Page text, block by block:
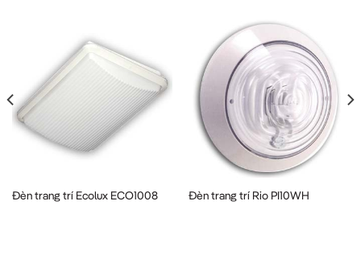
Đèn trang trí Ecolux ECO1008 Đèn trang trí Rio PI10WH